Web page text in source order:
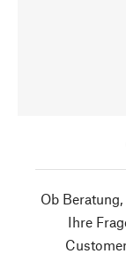
Ob
Ihre